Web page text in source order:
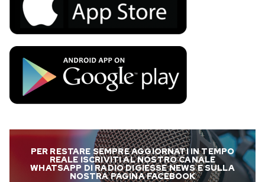
PER RESTARE SEMPRE AGGIORNATI IN TEMPO
REALE ISCRIVITI AL NOSTRO CANALE
WHATSAPP DI RADIO DIGIESSE NEWS E SULLA
NOSTRA PAGINA FACEBOOK